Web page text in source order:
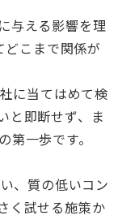
与える影響を理
こまで関係が
に当てはめて検
と即断せず、ま
一歩です。
、質の低いコン
く試せる施策か